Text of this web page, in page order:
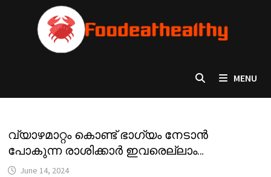
MENU
വ്യാഴമാറ്റം കൊണ്ട് ഭാഗ്യം നേടാൻ
പോകുന്ന രാശിക്കാർ ഇവരെല്ലാം…
June 14, 2024